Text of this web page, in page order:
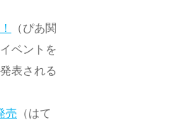
（ぴあ関
ベントを
表される
売 （はて